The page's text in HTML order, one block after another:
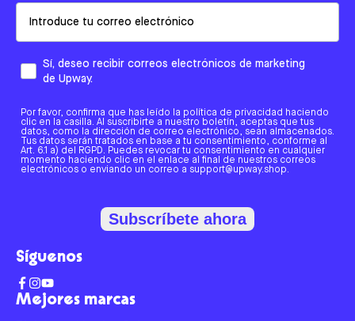
Mejores marcas
Sí, deseo recibir correos electrónicos de marketing
de Upway.
Por favor, confirma que has leído la política de privacidad haciendo
clic en la casilla. Al suscribirte a nuestro boletín, aceptas que tus
datos, como la dirección de correo electrónico, sean almacenados.
Tus datos serán tratados en base a tu consentimiento, conforme al
Art. 6.1 a) del RGPD. Puedes revocar tu consentimiento en cualquier
momento haciendo clic en el enlace al final de nuestros correos
electrónicos o enviando un correo a support@upway.shop.
Subscríbete ahora
Síguenos